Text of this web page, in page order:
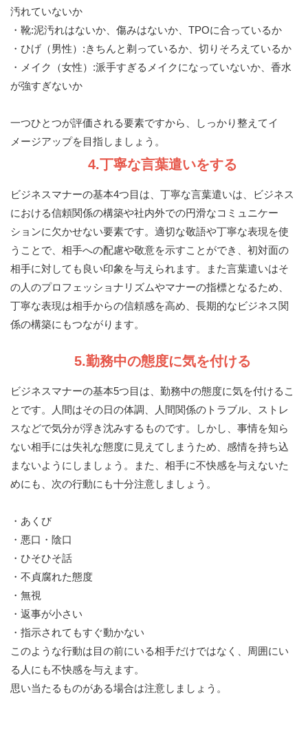
汚れていないか
・靴:泥汚れはないか、傷みはないか、TPOに合っているか
・ひげ（男性）:きちんと剃っているか、切りそろえているか
・メイク（女性）:派手すぎるメイクになっていないか、香水
が強すぎないか
一つひとつが評価される要素ですから、しっかり整えてイ
メージアップを目指しましょう。
4.丁寧な言葉遣いをする
ビジネスマナーの基本4つ目は、丁寧な言葉遣いは、ビジネス
における信頼関係の構築や社内外での円滑なコミュニケー
ションに欠かせない要素です。適切な敬語や丁寧な表現を使
うことで、相手への配慮や敬意を示すことができ、初対面の
相手に対しても良い印象を与えられます。また言葉遣いはそ
の人のプロフェッショナリズムやマナーの指標となるため、
丁寧な表現は相手からの信頼感を高め、長期的なビジネス関
係の構築にもつながります。
5.勤務中の態度に気を付ける
ビジネスマナーの基本5つ目は、勤務中の態度に気を付けるこ
とです。人間はその日の体調、人間関係のトラブル、ストレ
スなどで気分が浮き沈みするものです。しかし、事情を知ら
ない相手には失礼な態度に見えてしまうため、感情を持ち込
まないようにしましょう。また、相手に不快感を与えないた
めにも、次の行動にも十分注意しましょう。
・あくび
・悪口・陰口
・ひそひそ話
・不貞腐れた態度
・無視
・返事が小さい
・指示されてもすぐ動かない
このような行動は目の前にいる相手だけではなく、周囲にい
る人にも不快感を与えます。
思い当たるものがある場合は注意しましょう。